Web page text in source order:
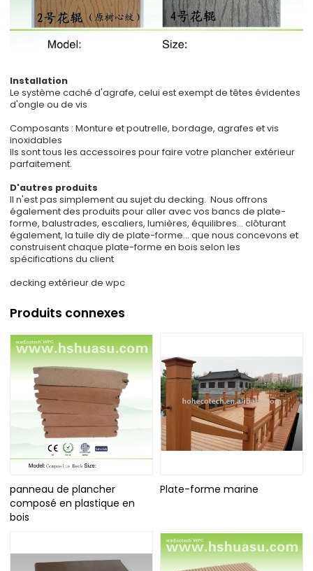
Installation
Le système caché d'agrafe, celui est exempt de têtes évidentes
d'ongle ou de vis
Composants : Monture et poutrelle, bordage, agrafes et vis
inoxidables
Ils sont tous les accessoires pour faire votre plancher extérieur
parfaitement.
D'autres produits
Il n'est pas simplement au sujet du decking. Nous offrons
également des produits pour aller avec vos bancs de plate-
forme, balustrades, escaliers, lumières, équilibres… clôturant
également, la tuile diy de plate-forme… que nous concevons et
construisent chaque plate-forme en bois selon les
spécifications du client
decking extérieur de wpc
Produits connexes
panneau de plancher
composé en plastique en
bois
Plate-forme marine